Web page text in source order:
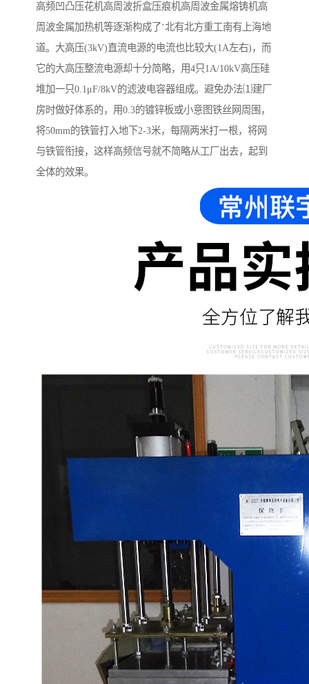
高频凹凸压花机高周波折盒压痕机高周波金属熔铸机高
周波金属加热机等逐渐构成了‘北有北方重工南有上海地
道。大高压(3kV)直流电源的电流也比较大(1A左右)，而
它的大高压整流电源却十分简略，用4只1A/10kV高压硅
堆加一只0.1μF/8kV的滤波电容器组成。避免办法⑴建厂
房时做好体系的，用0.3的镀锌板或小意图铁丝网周围，
将50mm的铁管打入地下2-3米，每隔两米打一根，将网
与铁管衔接，这样高频信号就不简略从工厂出去，起到
全体的效果。